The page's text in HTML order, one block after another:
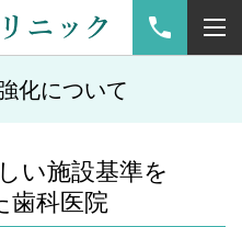
化について
い施設基準を
歯科医院